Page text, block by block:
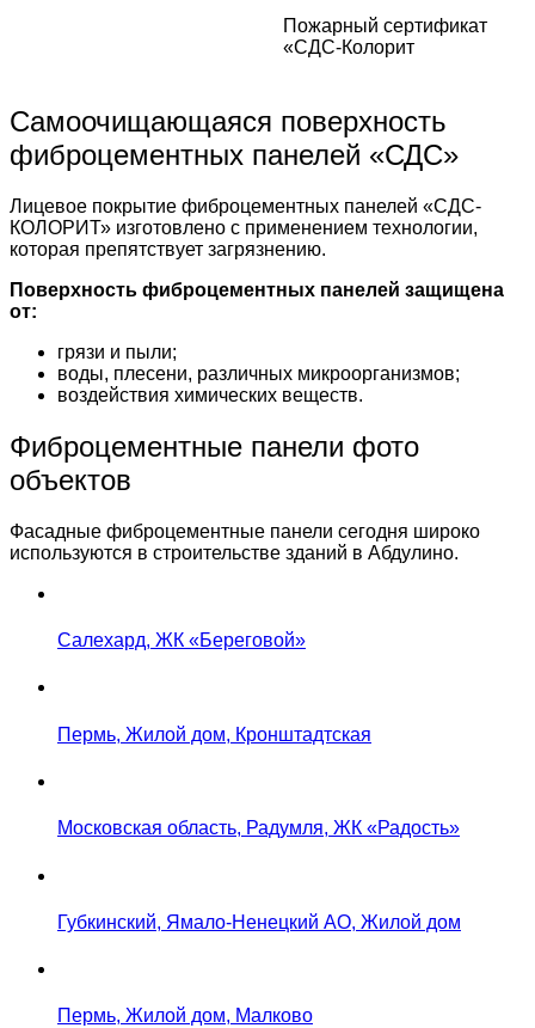
Пожарный сертификат
«СДС-Колорит
Самоочищающаяся поверхность
фиброцементных панелей «СДС»
Лицевое покрытие фиброцементных панелей «СДС-
КОЛОРИТ» изготовлено с применением технологии,
которая препятствует загрязнению.
Поверхность фиброцементных панелей защищена
от:
грязи и пыли;
воды, плесени, различных микроорганизмов;
воздействия химических веществ.
Фиброцементные панели фото
объектов
Фасадные фиброцементные панели сегодня широко
используются в строительстве зданий в Абдулино.
Салехард, ЖК «Береговой»
Пермь, Жилой дом, Кронштадтская
Московская область, Радумля, ЖК «Радость»
Губкинский, Ямало-Ненецкий АО, Жилой дом
Пермь, Жилой дом, Малково